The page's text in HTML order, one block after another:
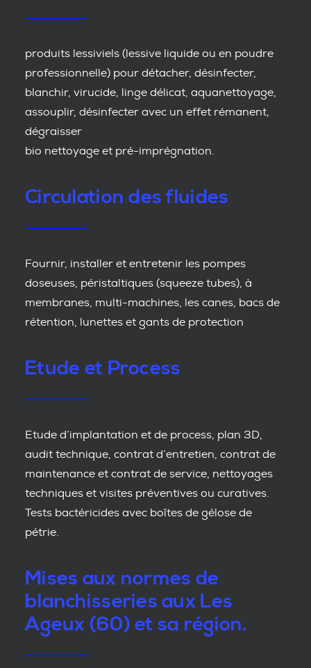
produits lessiviels (lessive liquide ou en poudre
professionnelle) pour détacher, désinfecter,
blanchir, virucide, linge délicat, aquanettoyage,
assouplir, désinfecter avec un effet rémanent,
dégraisser
bio nettoyage et pré-imprégnation.
Circulation des fluides
Fournir, installer et entretenir les pompes
doseuses, péristaltiques (squeeze tubes), à
membranes, multi-machines, les canes, bacs de
rétention, lunettes et gants de protection
Etude et Process
Etude d’implantation et de process, plan 3D,
audit technique, contrat d’entretien, contrat de
maintenance et contrat de service, nettoyages
techniques et visites préventives ou curatives.
Tests bactéricides avec boîtes de gélose de
pétrie.
Mises aux normes de
blanchisseries aux Les
Ageux (60) et sa région.